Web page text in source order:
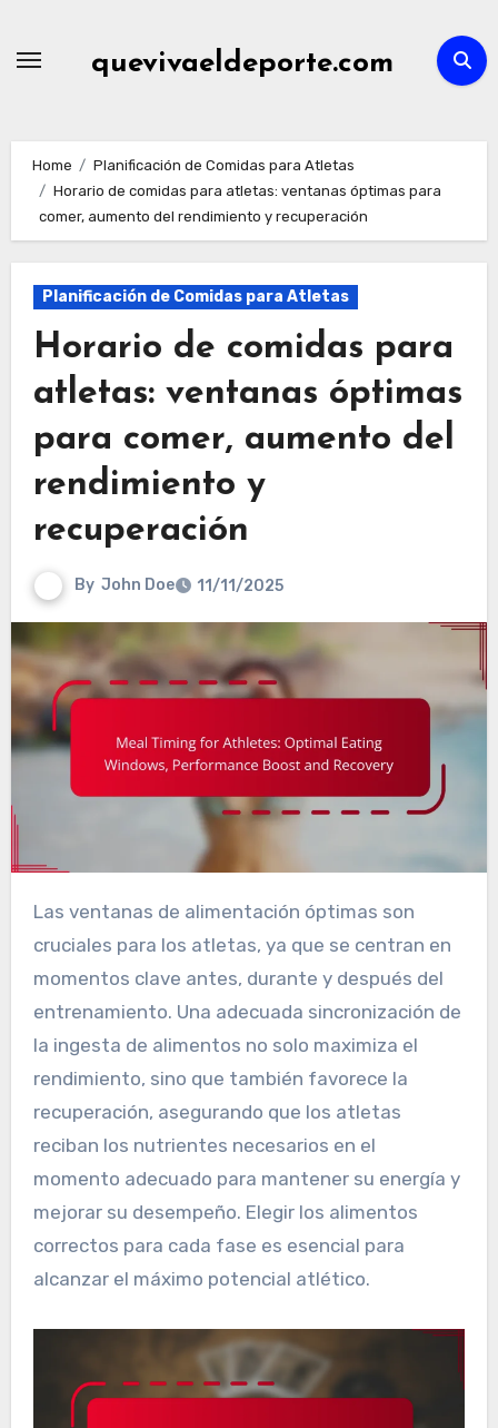
quevivaeldeporte.com
Home
Planificación de Comidas para Atletas
Horario de comidas para atletas: ventanas óptimas para
comer, aumento del rendimiento y recuperación
Planificación de Comidas para Atletas
Horario de comidas para
atletas: ventanas óptimas
para comer, aumento del
rendimiento y
recuperación
By John Doe 11/11/2025
Las ventanas de alimentación óptimas son
cruciales para los atletas, ya que se centran en
momentos clave antes, durante y después del
entrenamiento. Una adecuada sincronización de
la ingesta de alimentos no solo maximiza el
rendimiento, sino que también favorece la
recuperación, asegurando que los atletas
reciban los nutrientes necesarios en el
momento adecuado para mantener su energía y
mejorar su desempeño. Elegir los alimentos
correctos para cada fase es esencial para
alcanzar el máximo potencial atlético.